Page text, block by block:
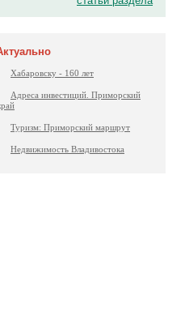
Хабаровску - 160 лет
Адреса инвестиций. Приморский
Туризм: Приморский маршрут
Недвижимость Владивостока